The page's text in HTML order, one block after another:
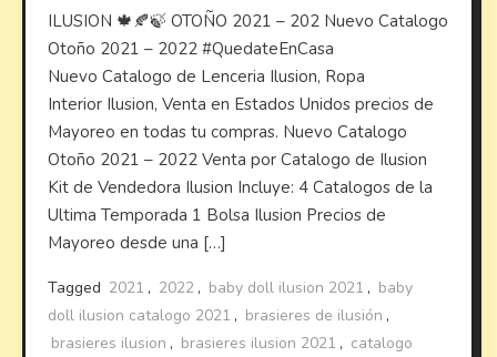
ILUSION 🍁🍂🍃 OTOÑO 2021 – 202 Nuevo Catalogo
Otoño 2021 – 2022 #QuedateEnCasa
Nuevo Catalogo de Lenceria Ilusion, Ropa
Interior Ilusion, Venta en Estados Unidos precios de
Mayoreo en todas tu compras. Nuevo Catalogo
Otoño 2021 – 2022 Venta por Catalogo de Ilusion
Kit de Vendedora Ilusion Incluye: 4 Catalogos de la
Ultima Temporada 1 Bolsa Ilusion Precios de
Mayoreo desde una […]
Tagged 2021 , 2022 , baby doll ilusion 2021 , baby
doll ilusion catalogo 2021 , brasieres de ilusión ,
brasieres ilusion , brasieres ilusion 2021 , catalogo